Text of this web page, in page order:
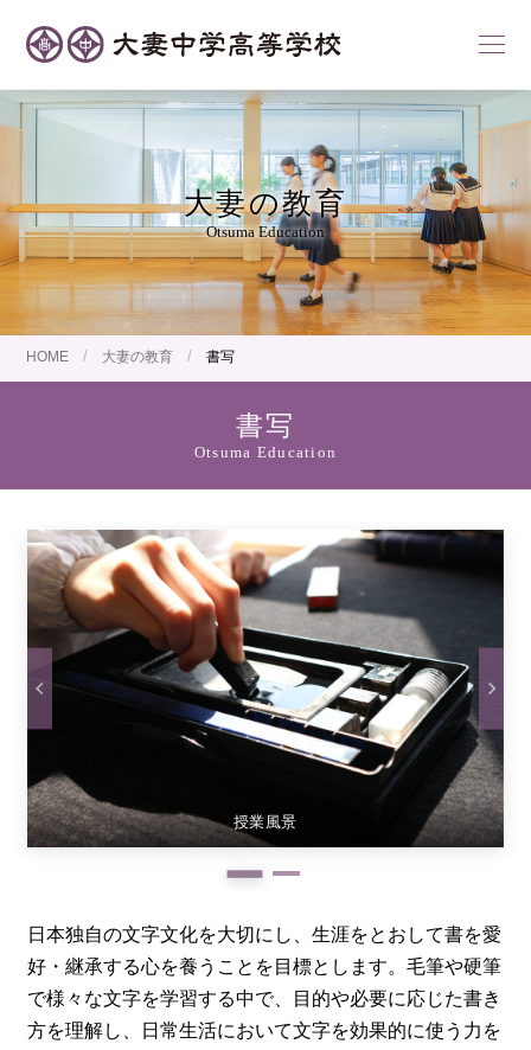
大妻の教育
Otsuma Education
Otsuma Education
書写
HOME / 大妻の教育 / 書写
授業風景
日本独自の文字文化を大切にし、生涯をとおして書を愛
好・継承する心を養うことを目標とします。毛筆や硬筆
で様々な文字を学習する中で、目的や必要に応じた書き
方を理解し、日常生活において文字を効果的に使う力を